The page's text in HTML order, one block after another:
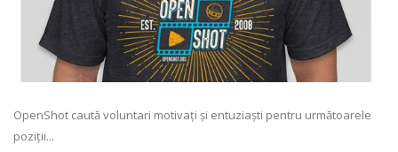
OpenShot caută voluntari motivați și entuziaști pentru următoarele
poziții...